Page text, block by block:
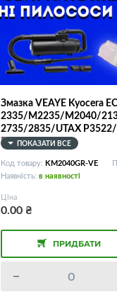
Змазка VEAYE Kyocera
2335/M2235/M2040/
2735/2835/UTAX
P4026ПОКАЗАТИ ВСЕ
Код товару: KM2040GR-VE
Наявність: в наявності
Ціна
0.00₴
ПРИДБАТИ